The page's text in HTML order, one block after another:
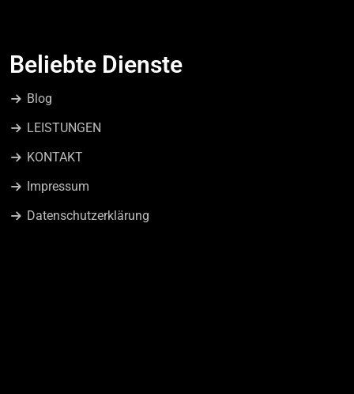
Beliebte Dienste
Blog
LEISTUNGEN
KONTAKT
Impressum
Datenschutzerklärung